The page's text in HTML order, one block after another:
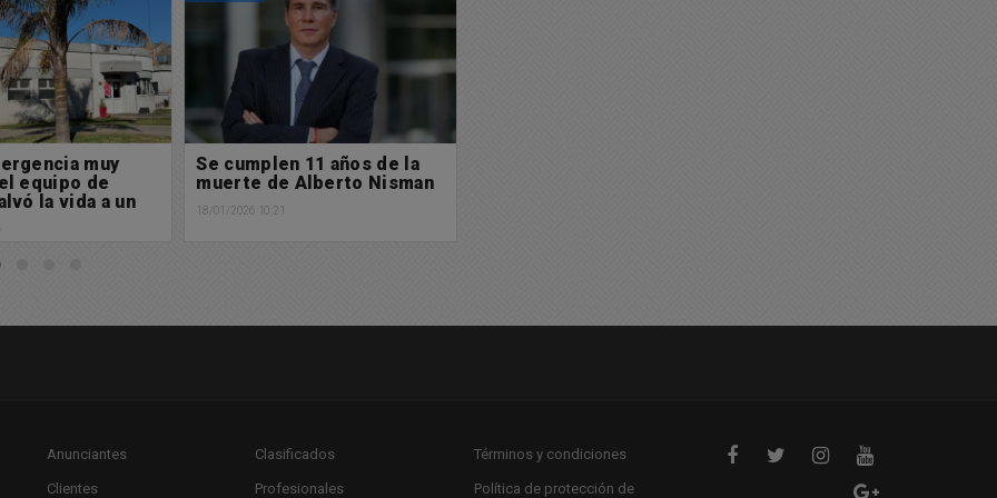
11 años de la
Alberto Nisman
Oportundad. Hermosa Casa
en Aquiler dueño directo
16/01/2026 12:33
Anunciantes
Clientes
Clasificados
Profesionales
Términos y condiciones
Política de protección de